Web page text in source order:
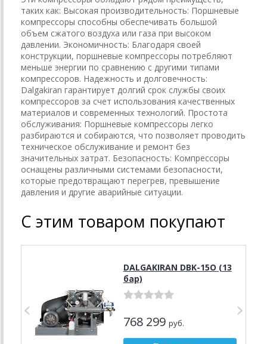
таких как: Высокая производительность: Поршневые
компрессоры способны обеспечивать большой
объем сжатого воздуха или газа при высоком
давлении. Экономичность: Благодаря своей
конструкции, поршневые компрессоры потребляют
меньше энергии по сравнению с другими типами
компрессоров. Надежность и долговечность:
Dalgakiran гарантирует долгий срок службы своих
компрессоров за счет использования качественных
материалов и современных технологий. Простота
обслуживания: Поршневые компрессоры легко
разбираются и собираются, что позволяет проводить
техническое обслуживание и ремонт без
значительных затрат. Безопасность: Компрессоры
оснащены различными системами безопасности,
которые предотвращают перегрев, превышение
давления и другие аварийные ситуации.
С этим товаром покупают
DALGAKIRAN DBK-15О (13
бар)
768 299 руб.